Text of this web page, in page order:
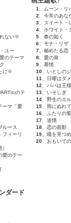
れない※
ユー
のテーマ
に※
㈼のテ
ーマ「愛
ルース
フィーリ
愛のテー
1
、ムーン・リ
2 、今宵のあな
3 、スイート・
4 、ホワイト・
5 、春の如く
6 、モナ・リザ
7 、秘めたる恋
8 、愛の泉
9 、慕情
10 、いとしの
11
、日曜はダ
12 、パパは王様
13 、いそしぎ
14 、野生のエ
15 、雨にぬれ
16 、ふたりの
17 、追憶
18 、恋の面影
19 、瞳を見つ
20 、おもいで
ダード